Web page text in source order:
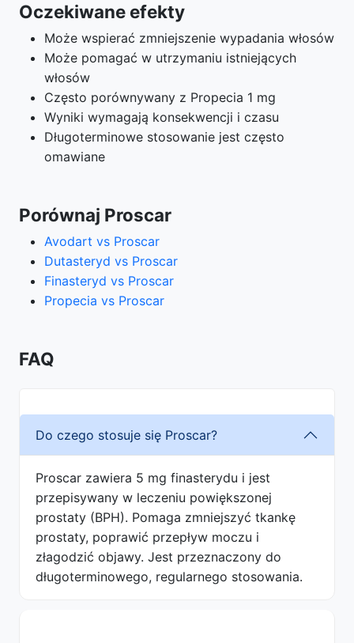
Oczekiwane efekty
Może wspierać zmniejszenie wypadania włosów
Może pomagać w utrzymaniu istniejących
włosów
Często porównywany z Propecia 1 mg
Wyniki wymagają konsekwencji i czasu
Długoterminowe stosowanie jest często
omawiane
Porównaj Proscar
Avodart vs Proscar
Dutasteryd vs Proscar
Finasteryd vs Proscar
Propecia vs Proscar
FAQ
Do czego stosuje się Proscar?
Proscar zawiera 5 mg finasterydu i jest
przepisywany w leczeniu powiększonej
prostaty (BPH). Pomaga zmniejszyć tkankę
prostaty, poprawić przepływ moczu i
złagodzić objawy. Jest przeznaczony do
długoterminowego, regularnego stosowania.